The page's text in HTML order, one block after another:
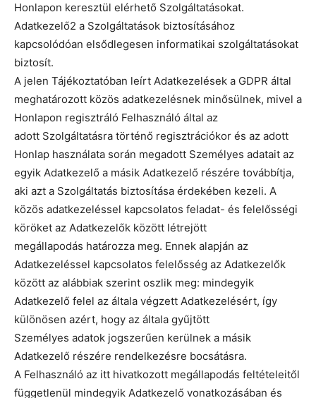
Honlapon keresztül elérhető Szolgáltatásokat.
Adatkezelő2 a Szolgáltatások biztosításához
kapcsolódóan elsődlegesen informatikai szolgáltatásokat
biztosít.
A jelen Tájékoztatóban leírt Adatkezelések a GDPR által
meghatározott közös adatkezelésnek minősülnek, mivel a
Honlapon regisztráló Felhasználó által az
adott Szolgáltatásra történő regisztrációkor és az adott
Honlap használata során megadott Személyes adatait az
egyik Adatkezelő a másik Adatkezelő részére továbbítja,
aki azt a Szolgáltatás biztosítása érdekében kezeli. A
közös adatkezeléssel kapcsolatos feladat- és felelősségi
köröket az Adatkezelők között létrejött
megállapodás határozza meg. Ennek alapján az
Adatkezeléssel kapcsolatos felelősség az Adatkezelők
között az alábbiak szerint oszlik meg: mindegyik
Adatkezelő felel az általa végzett Adatkezelésért, így
különösen azért, hogy az általa gyűjtött
Személyes adatok jogszerűen kerülnek a másik
Adatkezelő részére rendelkezésre bocsátásra.
A Felhasználó az itt hivatkozott megállapodás feltételeitől
függetlenül mindegyik Adatkezelő vonatkozásában és